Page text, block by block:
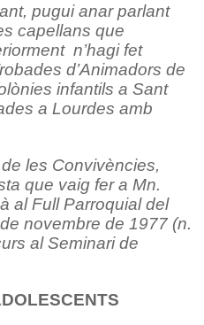
pugui anar parlant
capellans que
n’hagi fet
d’Animadors de
infantils a Sant
a Lourdes amb
les Convivències,
que vaig fer a Mn.
al Full Parroquial del
novembre de 1977 (n.
al Seminari de